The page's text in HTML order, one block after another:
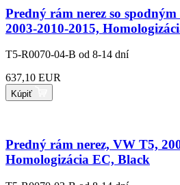
Predný rám nerez so
2003-2010-2015,
T5-R0070-04-B od 8-14 dní
637,10 EUR
Kúpiť
Predný rám nerez, VW T5,
Homologizácia EC, Black